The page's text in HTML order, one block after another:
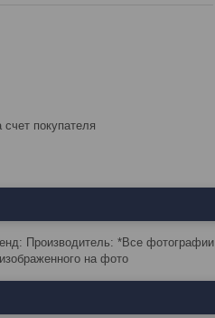
счет покупателя
Производитель: *Все фотографии
на фото